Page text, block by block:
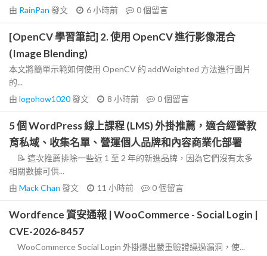
由 RainPan 發文 6 小時前 0個留言
[OpenCV 學習筆記] 2. 使用 OpenCV 進行影像混合
(Image Blending)
本文將簡單示範如何使用 OpenCV 的 addWeighted 方法進行圖片
的...
由 logohow1020發文 8 小時前 0個留言
5 個 WordPress 線上課程 (LMS) 外掛推薦，適合經營教
育私域、收集名單、營運個人品牌和內容商業化部署
📝 這次推薦排除一些近 1 至 2 年的新進品牌，因為它們沒有太多
相關數據可供...
由 Mack Chan 發文 11 小時前 0個留言
Wordfence 資安通報 | WooCommerce - Social Login |
CVE-2026-8457
WooCommerce Social Login 外掛爆出嚴重驗證繞過漏洞，使...